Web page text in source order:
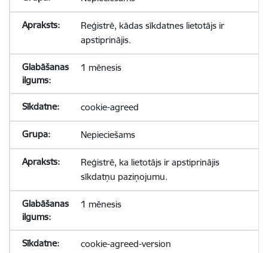
Reģistrē, kādas sīkdatnes lietotājs ir
apstiprinājis.
1 mēnesis
cookie-agreed
Nepieciešams
Reģistrē, ka lietotājs ir apstiprinājis
sīkdatņu paziņojumu.
1 mēnesis
cookie-agreed-version